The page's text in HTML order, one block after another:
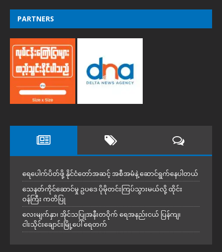
PARTNERS
ရေပေါက်ပိတ်ဖို့ နိုင်ငံတော်အဆင့် အစီအမံနဲ့ ဆောင်ရွက်နေပါတယ်
သေနတ်ကိုင်ဆောင်မှု ဥပဒေ ပိုမိုတင်းကြပ်သွားမယ်လို့ ထိုင်း
ဝန်ကြီး ကတိပြု
လေးမျက်နှာ၊ အိုင်သပြုအနီးတဝိုက် ရေအနည်းငယ် ပြန်ကျ၊
ငါးသိုင်းချောင်းမြို့ပေါ် ရေတက်